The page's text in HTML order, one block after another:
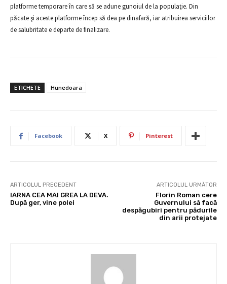
platforme temporare în care să se adune gunoiul de la populaţie. Din
păcate şi aceste platforme încep să dea pe dinafară, iar atribuirea serviciilor
de salubritate e departe de finalizare.
ETICHETE Hunedoara
Facebook X Pinterest
ARTICOLUL PRECEDENT
IARNA CEA MAI GREA LA DEVA.
După ger, vine polei
ARTICOLUL URMĂTOR
Florin Roman cere
Guvernului să facă
despăgubiri pentru pădurile
din arii protejate